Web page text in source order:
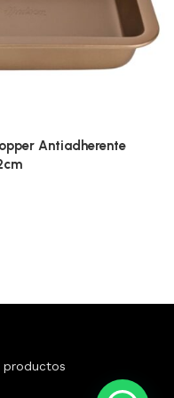
Antiadherente
productos